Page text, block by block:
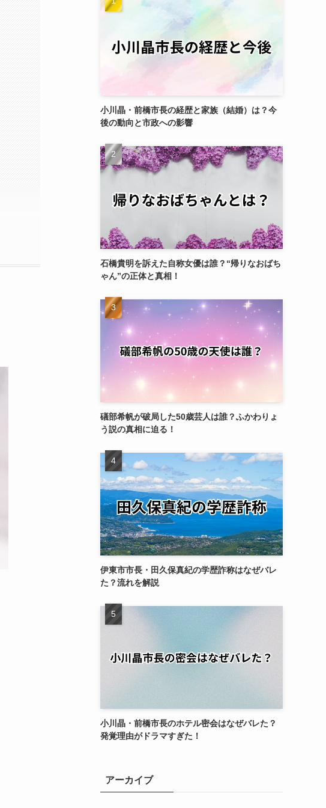
小川晶・前橋市長の経歴と家族（結婚）は？今
後の動向と市政への影響
石橋貴明を訴えた自称女優は誰？“帰りなおばち
ゃん”の正体と真相！
礒部希帆が破局した50歳芸人は誰？ふかわりょ
う説の真相に迫る！
伊東市市長・田久保真紀の学歴詐称はなぜバレ
た？流れを解説
小川晶・前橋市長のホテル密会はなぜバレた？
発覚理由がドラマすぎた！
アーカイブ